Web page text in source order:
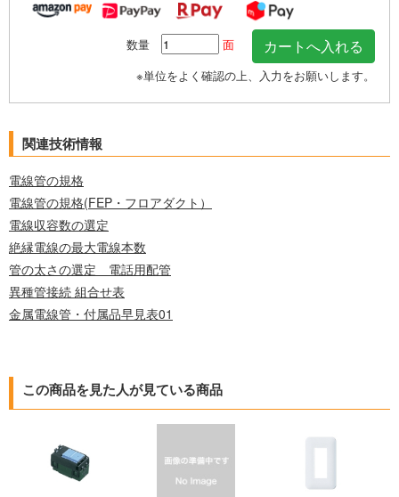
数量
面
※単位をよく確認の上、入力をお願いします。
関連技術情報
電線管の規格
電線管の規格(FEP・フロアダクト）
電線収容数の選定
絶縁電線の最大電線本数
管の太さの選定 電話用配管
異種管接続 組合せ表
金属電線管・付属品早見表01
この商品を見た人が見ている商品